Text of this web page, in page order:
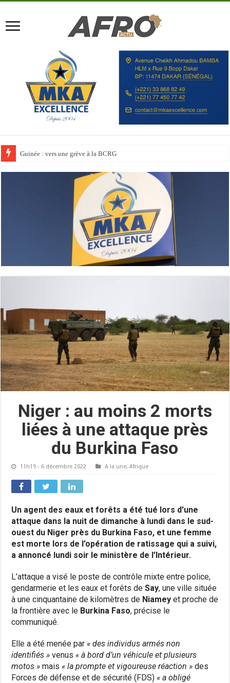
Discours à la Nation : Alassane Ouattara appelle les Ivoiriens à « l’unité,
Niger : au moins 2 morts
liées à une attaque près
du Burkina Faso
11h19 - 6 décembre 2022 A la une,Afrique
Un agent des eaux et forêts a été tué lors d’une
attaque dans la nuit de dimanche à lundi dans le sud-
ouest du Niger près du Burkina Faso, et une femme
est morte lors de l’opération de ratissage qui a suivi,
a annoncé lundi soir le ministère de l’Intérieur.
L’attaque a visé le poste de contrôle mixte entre police,
gendarmerie et les eaux et forêts deSay, une ville située
à une cinquantaine de kilomètres de Niamey et proche de
la frontière avec le Burkina Faso, précise le
communiqué.
Elle a été menée par « des individus armés non
identifiés » venus « à bord d’un véhicule et plusieurs
motos » mais « la prompte et vigoureuse réaction » des
Forces de défense et de sécurité (FDS) « a obligé